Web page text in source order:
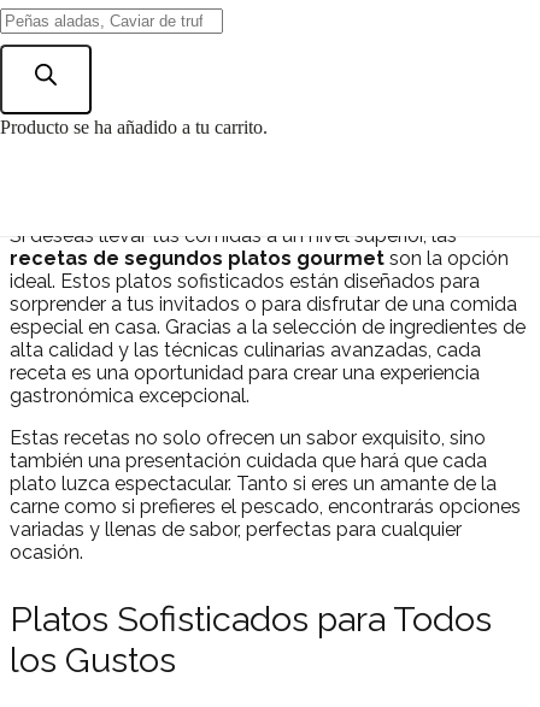
Búsqueda
productos
Producto se ha añadido a tu carrito.
Segundos Platos
Si deseas llevar tus comidas a un nivel superior, las
recetas de segundos platos gourmet son la opción
ideal. Estos platos sofisticados están diseñados para
sorprender a tus invitados o para disfrutar de una comida
especial en casa. Gracias a la selección de ingredientes de
alta calidad y las técnicas culinarias avanzadas, cada
receta es una oportunidad para crear una experiencia
gastronómica excepcional.
Estas recetas no solo ofrecen un sabor exquisito, sino
también una presentación cuidada que hará que cada
plato luzca espectacular. Tanto si eres un amante de la
carne como si prefieres el pescado, encontrarás opciones
variadas y llenas de sabor, perfectas para cualquier
ocasión.
Platos Sofisticados para Todos
los Gustos